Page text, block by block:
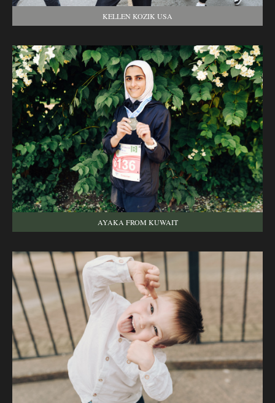
KELLEN KOZIK USA
AYAKA FROM KUWAIT